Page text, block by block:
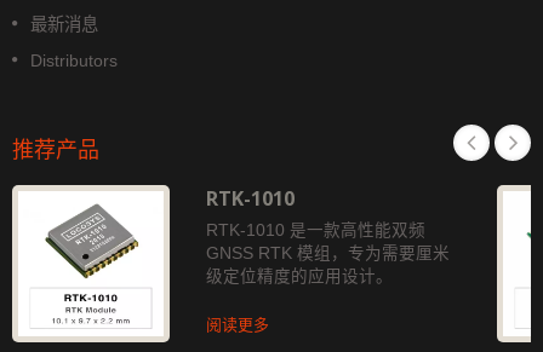
最新消息
Distributors
推荐产品
RTK-1010
RTK-1010 是一款高性能双频
GNSS RTK 模组，专为需要厘米
级定位精度的应用设计。
阅读更多